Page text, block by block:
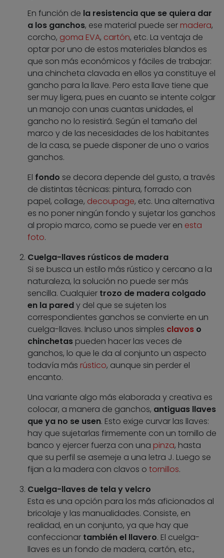
En función de la resistencia que se quiera dar
a los ganchos, ese material puede ser madera,
corcho, goma EVA, cartón, etc. La ventaja de
optar por uno de estos materiales blandos es
que son más económicos y fáciles de trabajar:
una chincheta clavada en ellos ya constituye el
gancho para la llave. Pero esta llave tiene que
ser muy ligera, pues en cuanto se intente colgar
un manojo con unas cuantas unidades, el
gancho no lo resistirá. Según el tamaño del
marco y de las necesidades de los habitantes
de la casa, se puede disponer de uno o varios
ganchos.
El fondo se decora depende del gusto, a través
de distintas técnicas: pintura, forrado con
papel, collage, decoupage, etc. Una alternativa
es no poner ningún fondo y sujetar los ganchos
al propio marco, como se puede ver en esta
foto.
Cuelga-llaves rústicos de madera
Si se busca un estilo más rústico y cercano a la
naturaleza, la solución no puede ser más
sencilla. Cualquier trozo de madera colgado
en la paredy del que se sujeten los
correspondientes ganchos se convierte en un
cuelga-llaves. Incluso unos simples clavos o
chinchetas pueden hacer las veces de
ganchos, lo que le da al conjunto un aspecto
todavía más rústico, aunque sin perder el
encanto.
Una variante algo más elaborada y creativa es
colocar, a manera de ganchos, antiguas llaves
que ya no se usen. Esto exige curvar las llaves:
hay que sujetarlas firmemente con un tornillo de
banco y ejercer fuerza con una pinza, hasta
que su perfil se asemeje a una letra J. Luego se
fijan a la madera con clavos o tornillos.
Cuelga-llaves de tela y velcro
Esta es una opción para los más aficionados al
bricolaje y las manualidades. Consiste, en
realidad, en un conjunto, ya que hay que
confeccionar también el llavero. El cuelga-
llaves es un fondo de madera, cartón, etc.,